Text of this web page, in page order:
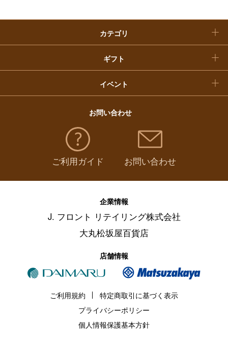
カテゴリ
ギフト
イベント
福袋
お問い合わせ
ご利用ガイド お問い合わせ
企業情報
J. フロント リテイリング株式会社
大丸松坂屋百貨店
店舗情報
ご利用規約
特定商取引に基づく表示
プライバシーポリシー
個人情報保護基本方針